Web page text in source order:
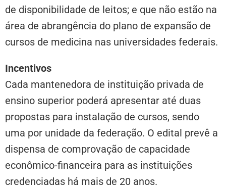
de disponibilidade de leitos; e que não estão na
área de abrangência do plano de expansão de
cursos de medicina nas universidades federais.
Incentivos
Cada mantenedora de instituição privada de
ensino superior poderá apresentar até duas
propostas para instalação de cursos, sendo
uma por unidade da federação. O edital prevê a
dispensa de comprovação de capacidade
econômico-financeira para as instituições
credenciadas há mais de 20 anos.